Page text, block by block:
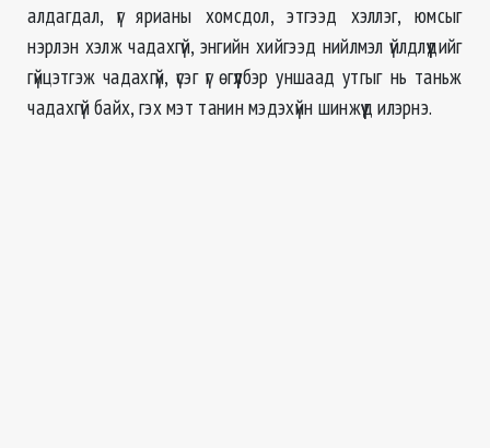
алдагдал, үг ярианы хомсдол, этгээд хэллэг, юмсыг
нэрлэн хэлж чадахгүй, энгийн хийгээд нийлмэл үйлдлүүдийг
гүйцэтгэж чадахгүй, үсэг үг өгүүлбэр уншаад утгыг нь таньж
чадахгүй байх, гэх мэт танин мэдэхүйн шинжүүд илэрнэ.